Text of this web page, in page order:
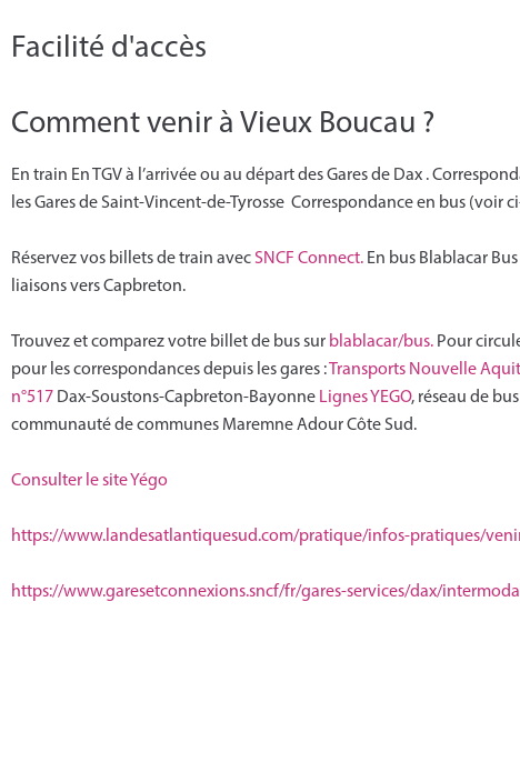
Facilité d'accès
Comment venir à Vieux Boucau ?
En train En TGV à l’arrivée ou au départ des Gares de Dax .
les Gares de Saint-Vincent-de-Tyrosse Correspondance en bus (voir
Réservez vos billets de train avec SNCF Connect. En bus Blablacar
liaisons vers Capbreton.
Trouvez et comparez votre billet de bus sur blablacar/bus. Pour
pour les correspondances depuis les gares :Transports Nouvelle
n°517 Dax-Soustons-Capbreton-Bayonne Lignes YEGO, réseau de
communauté de communes Maremne Adour Côte Sud.
Consulter le site Yégo
https://www. landesatlantiquesud.com/pratique/infos-pratiques/
https://www.garesetconnexions.sncf/fr/gares-services/dax/